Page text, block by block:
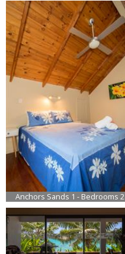
Anchors Sands 1 - Bedrooms 2